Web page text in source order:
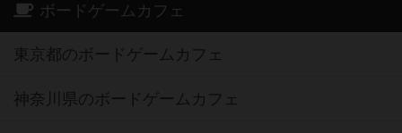
ボードゲームカフェ
東京都のボードゲームカフェ
神奈川県のボードゲームカフェ